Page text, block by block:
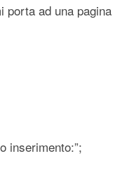
porta ad una pagina
inserimento:”;